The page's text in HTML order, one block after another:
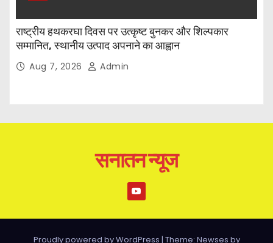
राष्ट्रीय हथकरघा दिवस पर उत्कृष्ट बुनकर और शिल्पकार
सम्मानित, स्थानीय उत्पाद अपनाने का आह्वान
Aug 7, 2026 Admin
सनातन न्यूज
Proudly powered by WordPress | Theme: Newses by